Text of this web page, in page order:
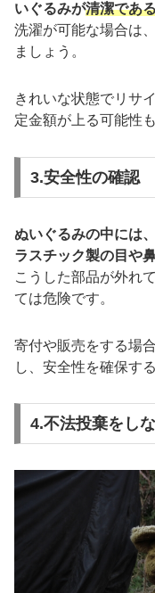
いぐるみが清潔であ
洗濯が可能な場合は
ましょう。
きれいな状態でリサ
定金額が上る可能性
3.安全性の確認
ぬいぐるみの中には
ラスチック製の目や
こうした部品が外れ
ては危険です。
寄付や販売をする場
し、安全性を確保す
4.不法投棄をし